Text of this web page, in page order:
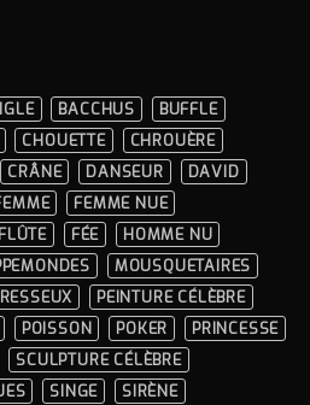
?
GUIDE
COMPLET
ET
CONSEILS
PRATIQUES
BACCHUS
BUFFLE
CHOUETTE
CHROUÈRE
CRÂNE DANSEUR
DAVID
FEMME NUE
FLÛTE FÉE
HOMME NU
MOUSQUETAIRES
PEINTURE CÉLÈBRE
POISSON POKER
PRINCESSE
SCULPTURE CÉLÈBRE
SINGE SIRÈNE